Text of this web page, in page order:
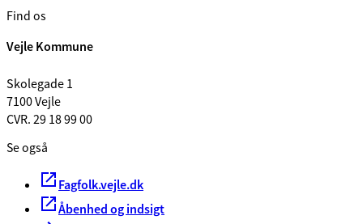
Find os
Vejle Kommune
Skolegade 1
7100 Vejle
CVR. 29 18 99 00
Se også
Fagfolk.vejle.dk
Åbenhed og indsigt